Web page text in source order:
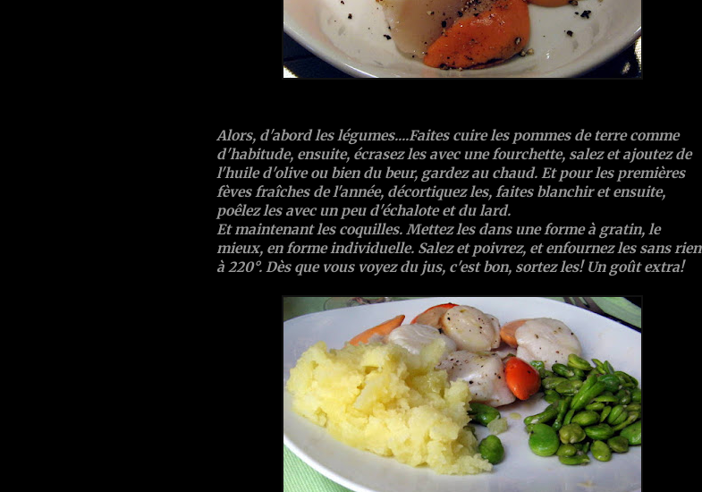
Alors, d'abord les légumes....Faites cuire les pommes de terre comme
d'habitude, ensuite, écrasez les avec une fourchette, salez et ajoutez de
l'huile d'olive ou bien du beur, gardez au chaud. Et pour les premières
fèves fraîches de l'année, décortiquez les, faites blanchir et ensuite,
poêlez les avec un peu d'échalote et du lard.
Et maintenant les coquilles. Mettez les dans une forme à gratin, le
mieux, en forme individuelle. Salez et poivrez, et enfournez les sans rien
à 220°. Dès que vous voyez du jus, c'est bon, sortez les! Un goût extra!